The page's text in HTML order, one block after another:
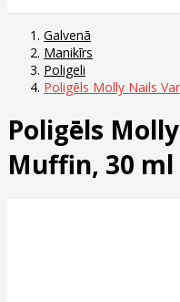
Galvenā
Manikīrs
Poligeli
Poligēls Molly Nails
Poligēls
Muffin, 30 ml